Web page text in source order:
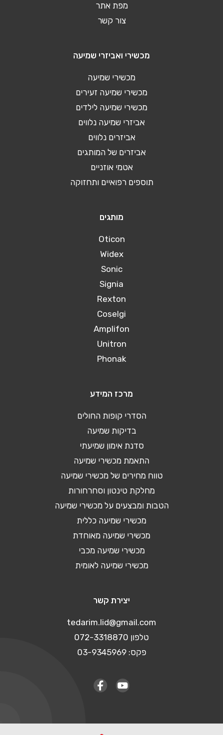
מפת אתר
צור קשר
מכשירי ואביזרי שמיעה
מכשירי שמיעה
מכשירי שמיעה זעירים
מכשירי שמיעה לילדים
אביזרי שמיעה נלווים
אביזרים נלווים
אביזרים של המותגים
אטמי אוזניים
תוספים רפואיים ותחזוקה
מותגים
Oticon
Widex
Sonic
Signia
Rexton
Coselgi
Amplifon
Unitron
Phonak
מרכז המידע
הסדרי קופות החולים
בדיקות שמיעה
סדנת אימון שמיעתי
התאמת מכשירי שמיעה
טווח מחירים של מכשירי שמיעה
מחלקת טינטון וסחרחורות
הטבות ומבצעים על מכשירי שמיעה
מכשירי שמיעה כללית
מכשירי שמיעה מאוחדת
מכשירי שמיעה מכבי
מכשירי שמיעה לאומית
יצירת קשר
tedarim.lid@gmail.com
טלפון 072-3318870
פקס: 03-9345969